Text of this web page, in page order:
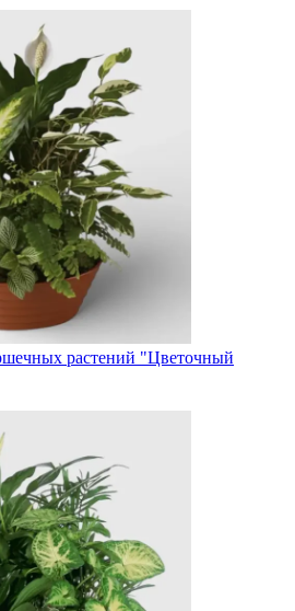
растений "Цветочный